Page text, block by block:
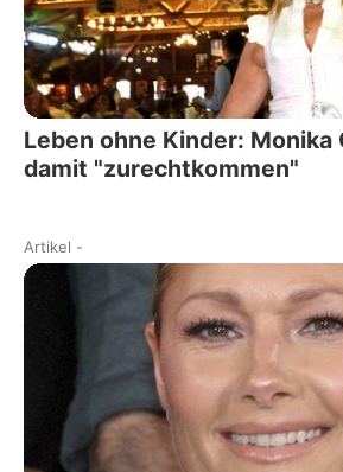
Leben ohne Kinder: Monika
damit "zurechtkommen"
Artikel -